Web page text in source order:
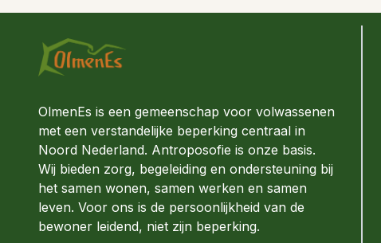
OlmenEs is een gemeenschap voor volwassenen
met een verstandelijke beperking centraal in
Noord Nederland. Antroposofie is onze basis.
Wij bieden zorg, begeleiding en ondersteuning bij
het samen wonen, samen werken en samen
leven. Voor ons is de persoonlijkheid van de
bewoner leidend, niet zijn beperking.